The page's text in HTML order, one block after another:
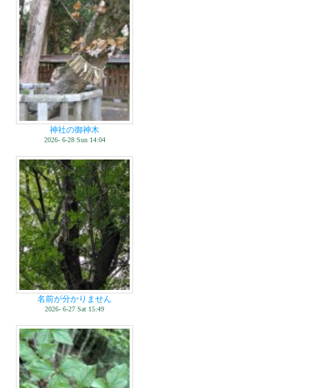
神社の御神木
2026- 6-28 Sun 14:04
名前が分かりません
2026- 6-27 Sat 15:49